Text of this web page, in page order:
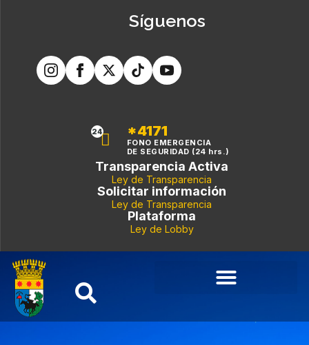
Síguenos
24 *4171
FONO EMERGENCIA
DE SEGURIDAD (24 hrs.)
Transparencia Activa
Ley de Transparencia
Solicitar información
Ley de Transparencia
Plataforma
Ley de Lobby